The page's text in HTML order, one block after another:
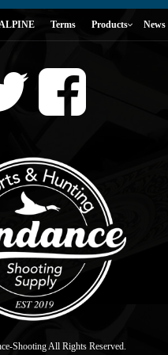
Terms Products News
Shooting All Rights Reserved.